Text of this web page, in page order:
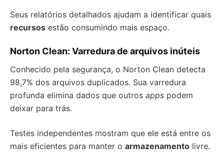
Seus relatórios detalhados ajudam a identificar quais
recursos estão consumindo mais espaço.
Norton Clean: Varredura de arquivos inúteis
Conhecido pela segurança, o Norton Clean detecta
98,7% dos arquivos duplicados. Sua varredura
profunda elimina dados que outros apps podem
deixar para trás.
Testes independentes mostram que ele está entre os
mais eficientes para manter o armazenamento livre.